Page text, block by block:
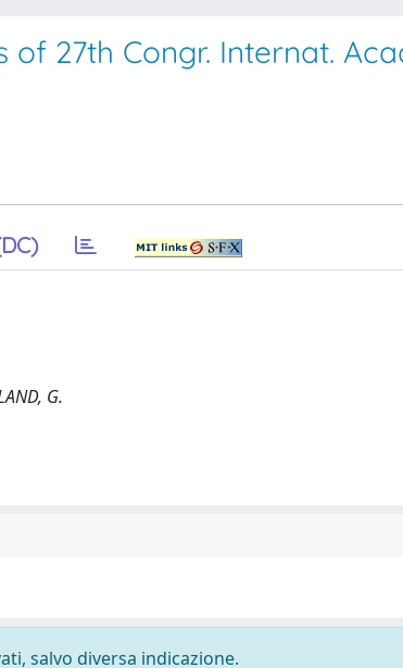
of 27th Congr. Internat.
G.
salvo diversa indicazione.